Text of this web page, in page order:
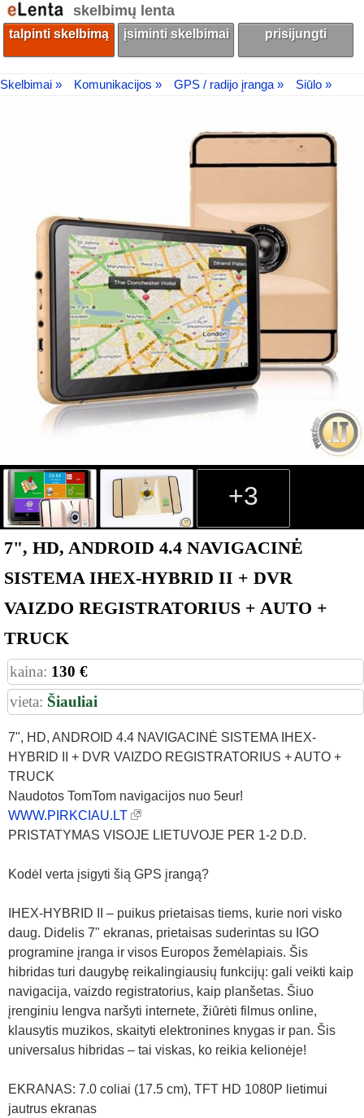
skelbimų lenta
talpinti skelbimą įsiminti skelbimai prisijungti
Skelbimai » Komunikacijos » GPS / radijo įranga » Siūlo »
+3
7", HD, ANDROID 4.4 NAVIGACINĖ
SISTEMA IHEX-HYBRID II + DVR
VAIZDO REGISTRATORIUS + AUTO +
TRUCK
kaina: 130 €
vieta: Šiauliai
7", HD, ANDROID 4.4 NAVIGACINĖ SISTEMA IHEX-
HYBRID II + DVR VAIZDO REGISTRATORIUS + AUTO +
TRUCK
Naudotos TomTom navigacijos nuo 5eur!
WWW.PIRKCIAU.LT
PRISTATYMAS VISOJE LIETUVOJE PER 1-2 D.D.
Kodėl verta įsigyti šią GPS įrangą?
IHEX-HYBRID II – puikus prietaisas tiems, kurie nori visko
daug. Didelis 7" ekranas, prietaisas suderintas su IGO
programine įranga ir visos Europos žemėlapiais. Šis
hibridas turi daugybę reikalingiausių funkcijų: gali veikti kaip
navigacija, vaizdo registratorius, kaip planšetas. Šiuo
įrenginiu lengva naršyti internete, žiūrėti filmus online,
klausytis muzikos, skaityti elektronines knygas ir pan. Šis
universalus hibridas – tai viskas, ko reikia kelionėje!
EKRANAS: 7.0 coliai (17.5 cm), TFT HD 1080P lietimui
jautrus ekranas